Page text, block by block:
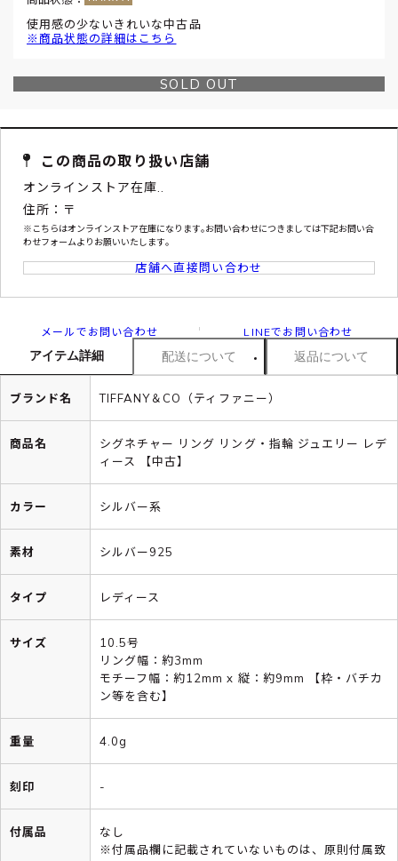
使用感の少ないきれいな中古品
※商品状態の詳細はこちら
SOLD OUT
この商品の取り扱い店舗
オンラインストア在庫..
住所：〒
※こちらはオンラインストア在庫になります｡お問い合わせにつきましては下記お問い合
わせフォームよりお願いいたします｡
店舗へ直接問い合わせ
メールでお問い合わせ LINEでお問い合わせ
アイテム詳細 配送について 返品について
ブランド名 TIFFANY＆CO（ティファニー）
商品名
シグネチャー リング リング・指輪 ジュエリー レデ
ィース 【中古】
カラー シルバー系
素材 シルバー925
タイプ レディース
サイズ
10.5号
リング幅：約3mm
モチーフ幅：約12mm x 縦：約9mm 【枠・バチカ
ン等を含む】
重量 4.0g
刻印 -
付属品
なし
※付属品欄に記載されていないものは、原則付属致